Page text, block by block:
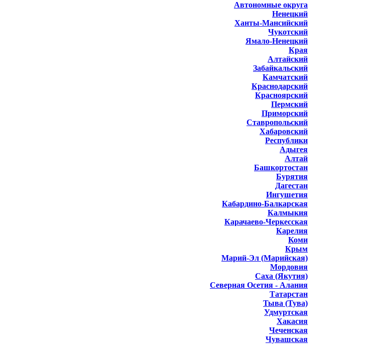
Автономные округа
Ненецкий
Ханты-Мансийский
Чукотский
Ямало-Ненецкий
Края
Алтайский
Забайкальский
Камчатский
Краснодарский
Красноярский
Пермский
Приморский
Ставропольский
Хабаровский
Республики
Адыгея
Алтай
Башкортостан
Бурятия
Дагестан
Ингушетия
Кабардино-Балкарская
Калмыкия
Карачаево-Черкесская
Карелия
Коми
Крым
Марий-Эл (Марийская)
Мордовия
Саха (Якутия)
Северная Осетия - Алания
Татарстан
Тыва (Тува)
Удмуртская
Хакасия
Чеченская
Чувашская